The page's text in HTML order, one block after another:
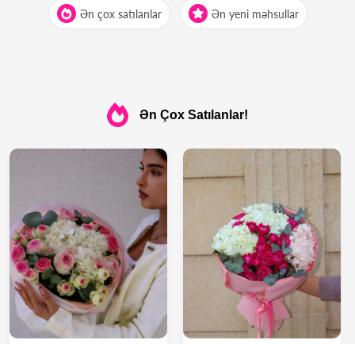
Ən çox satılanlar Ən yeni məhsullar
Ən Çox Satılanlar!